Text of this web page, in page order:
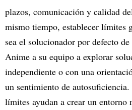
plazos, comunicación y calidad
mismo tiempo, establecer límites
sea el solucionador por defecto
Anime a su equipo a explorar
independiente o con una
un sentimiento de
límites ayudan a crear un entorno